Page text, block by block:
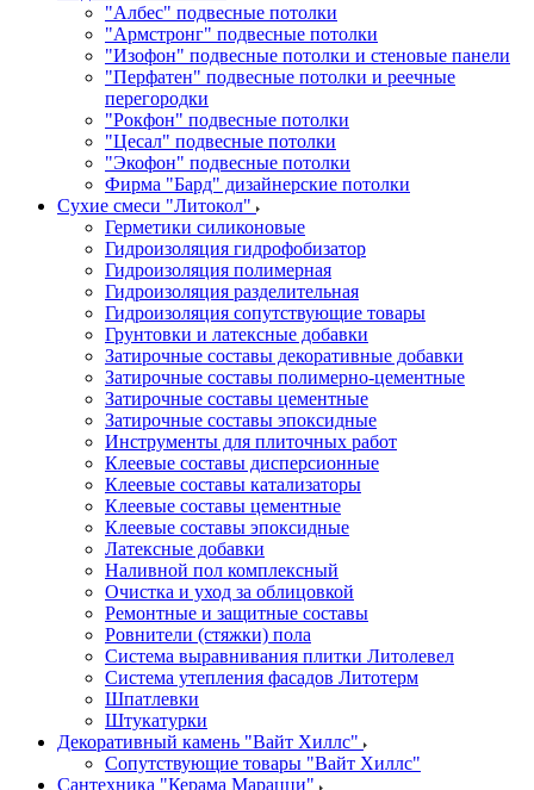
"Албес" подвесные потолки
"Армстронг" подвесные потолки
"Изофон" подвесные потолки и стеновые панели
"Перфатен" подвесные потолки и реечные
перегородки
"Рокфон" подвесные потолки
"Цесал" подвесные потолки
"Экофон" подвесные потолки
Фирма "Бард" дизайнерские потолки
Сухие смеси "Литокол"
Герметики силиконовые
Гидроизоляция гидрофобизатор
Гидроизоляция полимерная
Гидроизоляция разделительная
Гидроизоляция сопутствующие товары
Грунтовки и латексные добавки
Затирочные составы декоративные добавки
Затирочные составы полимерно-цементные
Затирочные составы цементные
Затирочные составы эпоксидные
Инструменты для плиточных работ
Клеевые составы дисперсионные
Клеевые составы катализаторы
Клеевые составы цементные
Клеевые составы эпоксидные
Латексные добавки
Наливной пол комплексный
Очистка и уход за облицовкой
Ремонтные и защитные составы
Ровнители (стяжки) пола
Система выравнивания плитки Литолевел
Система утепления фасадов Литотерм
Шпатлевки
Штукатурки
Декоративный камень "Вайт Хиллс"
Сопутствующие товары "Вайт Хиллс"
Сантехника "Керама Марацци"